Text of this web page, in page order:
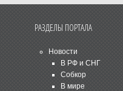
РАЗДЕЛЫ ПОРТАЛА
Новости
В РФ и СНГ
Собкор
В мире